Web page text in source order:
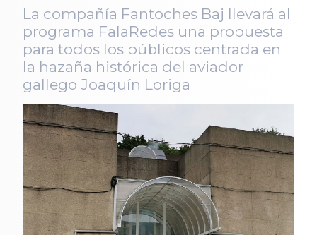
La compañía Fantoches Baj llevará al
programa FalaRedes una propuesta
para todos los públicos centrada en
la hazaña histórica del aviador
gallego Joaquín Loriga